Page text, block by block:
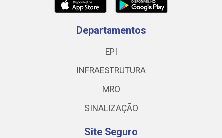
Departamentos
EPI
INFRAESTRUTURA
MRO
SINALIZAÇÃO
Site Seguro